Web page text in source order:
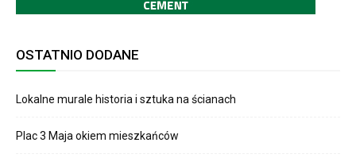
OSTATNIO DODANE
Lokalne murale historia i sztuka na ścianach
Plac 3 Maja okiem mieszkańców